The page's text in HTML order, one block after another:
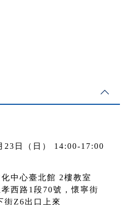
23日（日） 14:00-17:00
中心臺北館 2樓教室
1段70號，懷寧街
街Z6出口上來